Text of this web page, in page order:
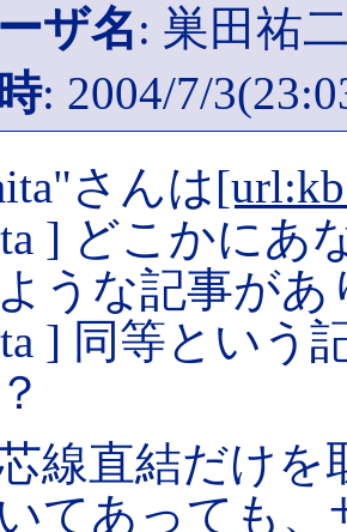
ザ名: 巣田祐
: 2004/7/
さんは
] どこかにあ
うな記事があ
] 同等という
線直結だけを
てあっても